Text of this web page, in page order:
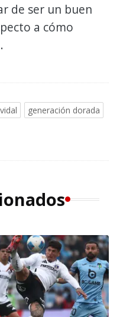
de ser un buen
a cómo
generación dorada